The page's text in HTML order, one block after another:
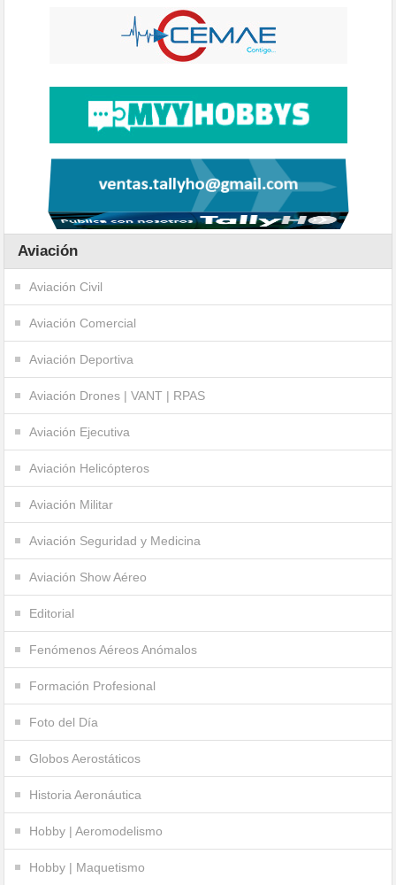
Aviación
Aviación Civil
Aviación Comercial
Aviación Deportiva
Aviación Drones | VANT | RPAS
Aviación Ejecutiva
Aviación Helicópteros
Aviación Militar
Aviación Seguridad y Medicina
Aviación Show Aéreo
Editorial
Fenómenos Aéreos Anómalos
Formación Profesional
Foto del Día
Globos Aerostáticos
Historia Aeronáutica
Hobby | Aeromodelismo
Hobby | Maquetismo